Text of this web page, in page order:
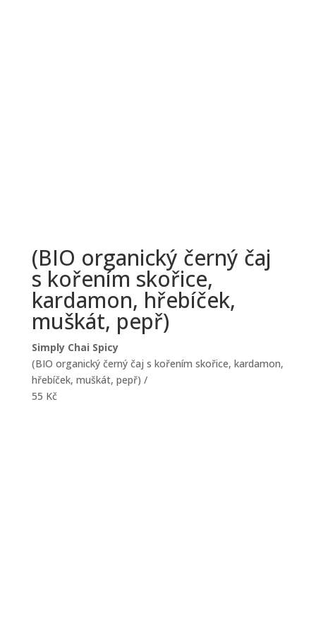
(BIO organický černý čaj
s kořením skořice,
kardamon, hřebíček,
muškát, pepř)
Simply Chai Spicy
(BIO organický černý čaj s kořením skořice, kardamon,
hřebíček, muškát, pepř) /
55 Kč